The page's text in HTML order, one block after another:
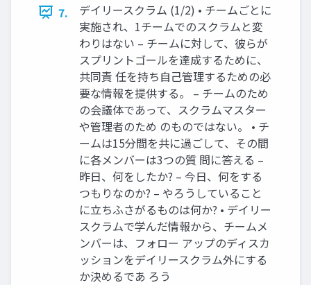
7.
デイリースクラム (1/2) • チームごとに
実施され、1チームでのスクラムと変
わりはない – チームに対して、彼らが
スプリントゴールを達成するために、
共同責 任を持ち自己管理するための必
要な情報を提供する。 – チームのため
の会議体であって、スクラムマスター
や管理者のため のものではない。 • チ
ームは15分間を共に過ごして、その間
に各メンバーは3つの質 問に答える –
昨日、何をしたか? – 今日、何をする
つもりなのか? – やろうしていること
に立ちふさがるものは何か? • デイリー
スクラムで学んだ情報から、チームメ
ンバーは、フォロー アップのディスカ
ッションをデイリースクラム外にする
か決めるであ ろう